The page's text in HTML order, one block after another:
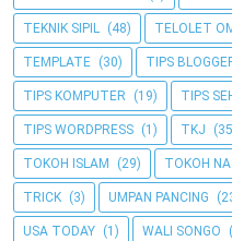
TEKNIK SIPIL (48) TELOLET
TEMPLATE (30) TIPS
TIPS KOMPUTER (19) TIPS
TIPS WORDPRESS (1) TKJ
TOKOH ISLAM (29) TOKOH
TRICK (3) UMPAN PANCING
USA TODAY (1) WALI SONGO